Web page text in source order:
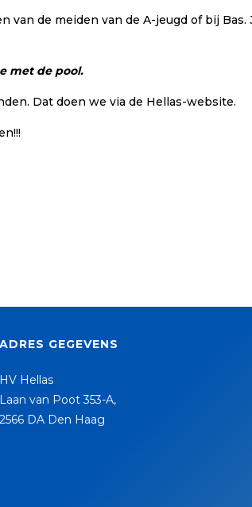
van de meiden van de A-jeugd of bij
met de pool.
Dat doen we via de Hellas-website.
ADRES GEGEVENS
HV Hellas
Laan van Poot 353-A,
2566 DA Den Haag